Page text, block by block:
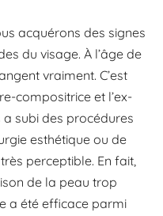
acquérons des signes
du visage. À l’âge de
vraiment. C’est
compositrice et l’ex-
subi des procédures
esthétique ou de
perceptible. En fait,
de la peau trop
a été efficace parmi